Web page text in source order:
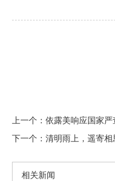
上一个： 依露美响应国家
下一个： 清明雨上，遥寄相
相关新闻